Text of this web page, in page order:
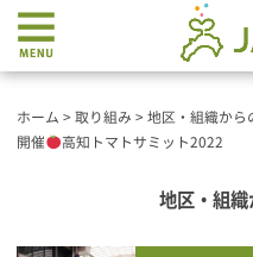
ホーム > 取り組み > 地区・組織から
開催
高知トマトサミット2022
地区・組